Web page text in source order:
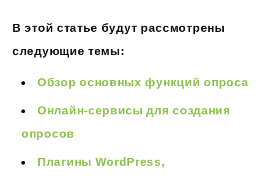
В этой статье будут рассмотрены
следующие темы:
Обзор основных функций опроса
Онлайн-сервисы для создания
опросов
Плагины WordPress,